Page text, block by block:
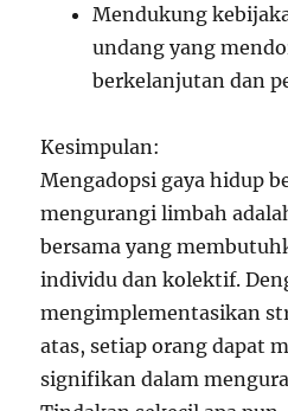
Mendukung
undang yang
berkelanjutan dan
Kesimpulan:
Mengadopsi gaya hidup
mengurangi limbah
bersama yang
individu dan kolektif.
mengimplementasikan
atas, setiap orang dapat
signifikan dalam